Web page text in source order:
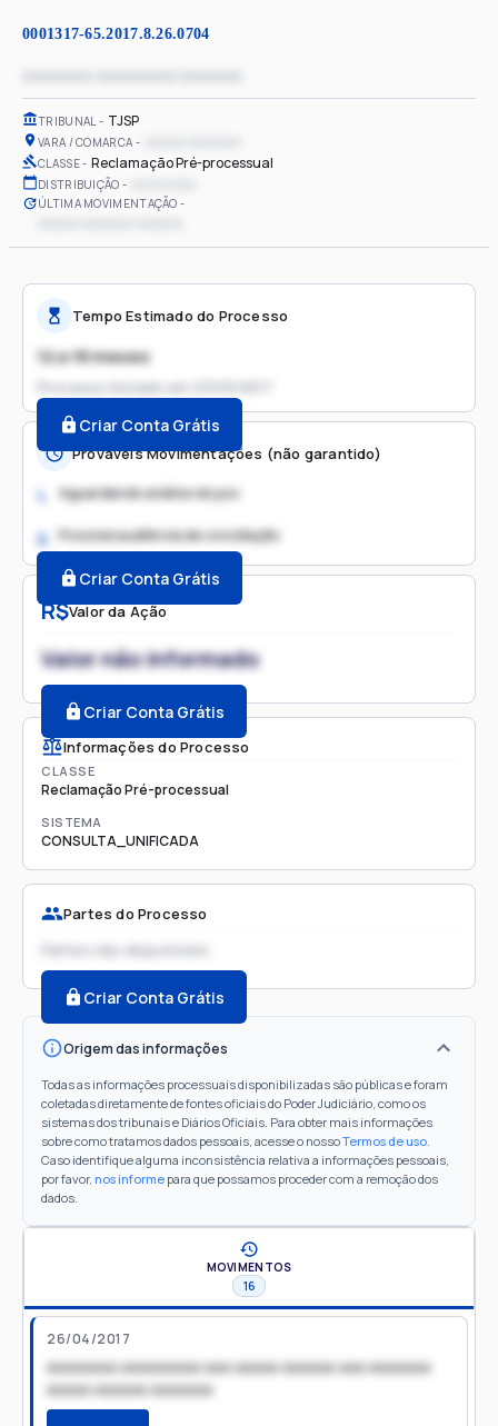
0001317-65.2017.8.26.0704
TRIBUNAL TJSP
VARA / COMARCA
CLASSE Reclamação Pré-processual
DISTRIBUIÇÃO
ÚLTIMA MOVIMENTAÇÃO
R$Valor da Ação
Valor não informado
Criar Conta Grátis
Informações do Processo
CLASSE
Reclamação Pré-processual
SISTEMA
CONSULTA_UNIFICADA
Partes do Processo
Partes não disponíveis
Criar Conta Grátis
Origem das informações
Todas as informações processuais disponibilizadas são públicas e foram
coletadas diretamente de fontes oficiais do Poder Judiciário, como os
sistemas dos tribunais e Diários Oficiais. Para obter mais informações
sobre como tratamos dados pessoais, acesse o nossoTermos de uso.
Caso identifique alguma inconsistência relativa a informações pessoais,
por favor, nos informe para que possamos proceder com a remoção dos
dados.
Tempo Estimado do Processo
12 a 18 meses
Processo iniciado em
Criar Conta Grátis
Prováveis Movimentações (não garantido)
1. Aguardando análise do juiz
2. Possível audiência de conciliação
Criar Conta Grátis
MOVIMENTOS
16
26/04/2017
xxxxxxxx xxxxxxxxx xxx xxxxx xxxxxx xxx xxxxxxx
xxxxx xxxxxx xxxxxxx